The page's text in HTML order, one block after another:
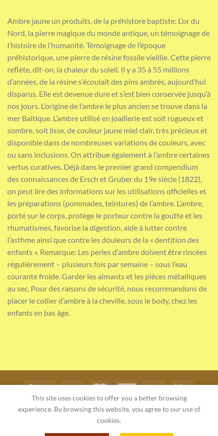
Ambre jaune un produits, de la préhistore baptiste: L’or du
Nord, la pierre magique du monde antique, un témoignage de
l’histoire de l’humanité. Témoignage de l’époque
préhistorique, une pierre de résine fossile vieillie. Cette pierre
reflète, dit-on, la chaleur du soleil. Il y a 35 à 55 millions
d’années, de la résine s’écoulait des pins ambrés, aujourd’hui
disparus. Elle est devenue dure et s’est bien conservée jusqu’à
nos jours. L’origine de l’ambre le plus ancien se trouve dans la
mer Baltique. L’ambre utilisé en joaillerie est soit rugueux et
sombre, soit lisse, de couleur jaune miel clair, très précieux et
disponible dans de nombreuses variations de couleurs, avec
ou sans inclusions. On attribue également à l’ambre certaines
vertus curatives. Déjà dans le premier grand compendium
des connaissances de Ersch et Gruber du 19e siècle (1822),
on peut lire des informations sur les utilisations officielles et
les préparations (pommades, teintures) de l’ambre. L’ambre,
porté sur le corps, protège le porteur contre la goutte et les
rhumatismes, favorise la digestion, aide à lutter contre
l’asthme ainsi que contre les douleurs de la « dentition des
enfants ». Remarque: Les perles d’ambre doivent être rincées
régulièrement – plusieurs fois par semaine – sous l’eau
courante froide. Garder les aimants et les pièces métalliques
au sec. Pour des raisons de sécurité, nous recommandons de
placer le collier d’ambre à la cheville, sous le body, chez les
enfants en bas âge.
LIGNE AMBERSTYLE
RÈGLEMENT DE LA BOUTIQUE EN LIGNE
Copyright 2026 ©Amberstyle . Entworfen vonWojciech
This site uses cookies to offer you a better browsing
experience. By browsing this website, you agree to our use of
cookies.